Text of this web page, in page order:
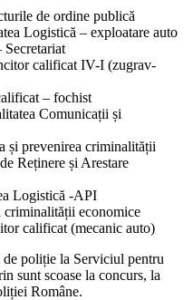
de ordine publică
Logistică – exploatare auto
calificat IV-I (zugrav-
– fochist
Comunicații și
și prevenirea criminalității
Reținere și Arestare
Logistică -API
criminalității economice
calificat (mecanic auto)
de poliție la Serviciul pentru
sunt scoase la concurs, la
Române.